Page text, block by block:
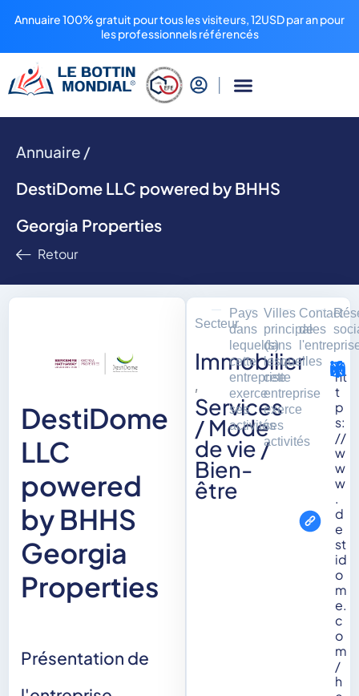
Annuaire 100% gratuit pour tous les visiteurs, 12USD par an pour
les professionnels référencés
Annuaire /
DestiDome LLC powered by BHHS
Georgia Properties
Retour
DestiDome
LLC
powered
by BHHS
Georgia
Properties
Présentation de
Secteur
Immobilier
,
Services
/ Mode
de vie /
Bien-
être
Pays
dans
lequel(s)
cette
entreprise
exerce
ses
activités
Villes
principales
dans
lesquelles
cette
entreprise
exerce
ses
activités
Contact
de
ht
t
p
s:
//
w
w
w
.
d
e
st
id
o
m
e.
c
o
m
/
h